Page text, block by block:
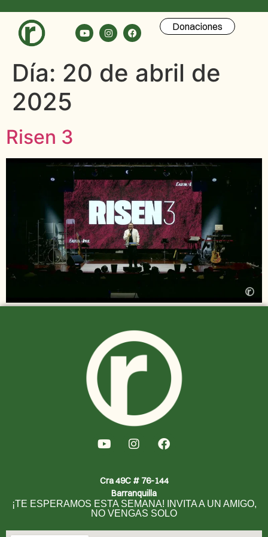
Donaciones
Día: 20 de abril de
2025
Risen 3
Cra 49C # 76-144
Barranquilla
¡TE ESPERAMOS ESTA SEMANA! INVITA A UN AMIGO,
NO VENGAS SOLO